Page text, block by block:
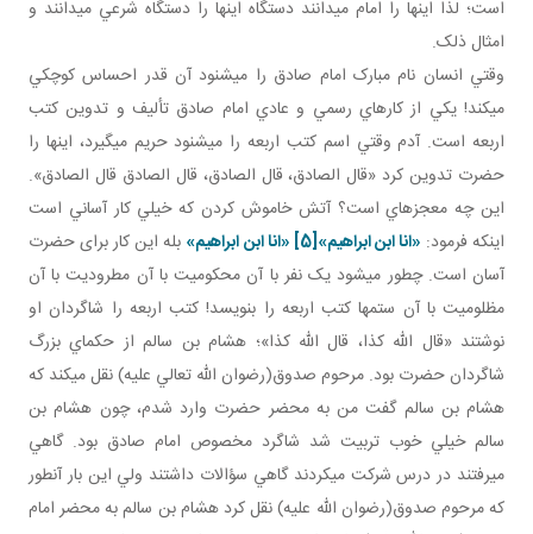
است؛ لذا اينها را امام مي دانند دستگاه اينها را دستگاه شرعي مي دانند و
امثال ذلک.
وقتي انسان نام مبارک امام صادق را مي شنود آن قدر احساس کوچکي
مي کند! يکي از کارهاي رسمي و عادي امام صادق تأليف و تدوين کتب
اربعه است. آدم وقتي اسم کتب اربعه را مي شنود حريم مي گيرد، اينها را
حضرت تدوين کرد «قال الصادق، قال الصادق، قال الصادق قال الصادق».
اين چه معجزه اي است؟ آتش خاموش کردن که خيلي کار آساني است
اينکه فرمود: «انا ابن ابراهيم»[5] «انا ابن ابراهيم» بله اين کار برای حضرت
آسان است. چطور می­شود يک نفر با آن محکوميت با آن مطروديت با آن
مظلوميت با آن ستم ها کتب اربعه را بنويسد! کتب اربعه را شاگردان او
نوشتند «قال الله کذا، قال الله کذا»؛ هشام بن سالم از حکماي بزرگ
شاگردان حضرت بود. مرحوم صدوق(رضوان الله تعالي عليه) نقل مي کند که
هشام بن سالم گفت من به محضر حضرت وارد شدم، چون هشام بن
سالم خيلي خوب تربيت شد شاگرد مخصوص امام صادق بود. گاهي
مي رفتند در درس شرکت مي کردند گاهي سؤالات داشتند ولي اين بار آن طور
که مرحوم صدوق(رضوان الله عليه) نقل کرد هشام بن سالم به محضر امام